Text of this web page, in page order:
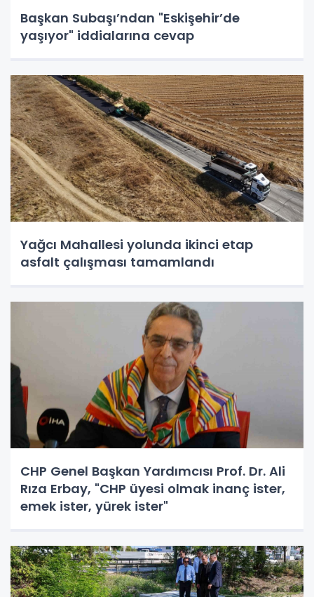
Başkan Subaşı’ndan "Eskişehir’de
yaşıyor" iddialarına cevap
Yağcı Mahallesi yolunda ikinci etap
asfalt çalışması tamamlandı
CHP Genel Başkan Yardımcısı Prof. Dr. Ali
Rıza Erbay, "CHP üyesi olmak inanç ister,
emek ister, yürek ister"